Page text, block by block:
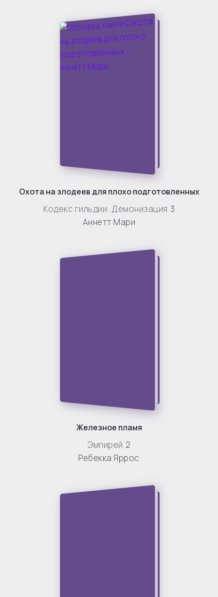
Охота на злодеев для плохо подготовленных
Кодекс гильдии: Демонизация 3
Аннетт Мари
Железное пламя
Эмпирей 2
Ребекка Яррос